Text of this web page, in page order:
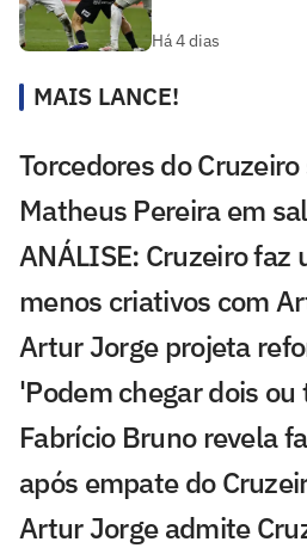
Há 4 dias
MAIS LANCE!
Torcedores do
Matheus Pereira em
ANÁLISE: Cruzeiro faz
menos criativos com
Artur Jorge projeta
'Podem chegar dois ou
Fabrício Bruno revela
após empate do
Artur Jorge admite